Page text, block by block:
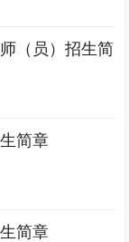
（员）招生简
简章
简章